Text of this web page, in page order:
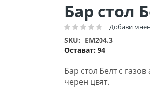
Бар стол
Рейтинг: Добави
Остават:94
SKU EM204.3
Бар стол Белт с
черен цвят.